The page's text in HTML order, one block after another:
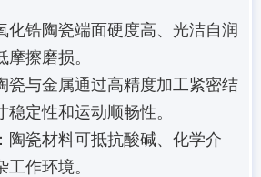
化锆陶瓷端面硬度高、光洁自润
擦磨损。
瓷与金属通过高精度加工紧密结
稳定性和运动顺畅性。
：陶瓷材料可抵抗酸碱、化学介
作环境。